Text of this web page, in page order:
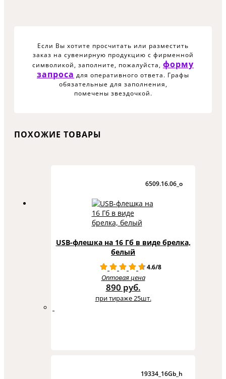
Если Вы хотите просчитать или разместить
заказ на сувенирную продукцию с фирменной
символикой, заполните, пожалуйста, форму
запроса для оперативного ответа. Графы
обязательные для заполнения,
помечены звездочкой.
ПОХОЖИЕ ТОВАРЫ
6509.16.06_o
USB-флешка на 16 Гб в виде брелка,
белый
4.6/8
Оптовая цена
890 руб.
при тираже 25шт.
19334_16Gb_h